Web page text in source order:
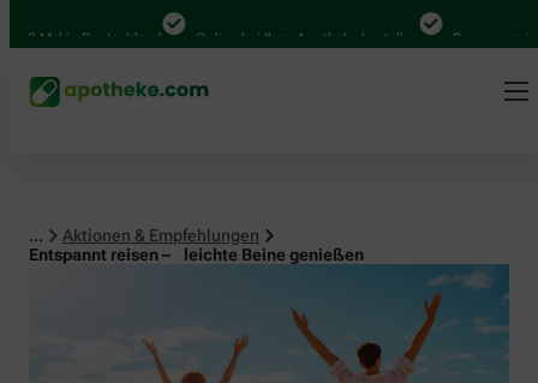
in Deutschland Online bei Ihrer Apotheke bestellen Bequem zwischen
...
Aktionen & Empfehlungen
Entspannt reisen – leichte Beine genießen